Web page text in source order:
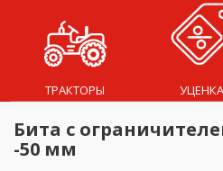
ТРАКТОРЫ УЦЕНКА
Бита с
-50 мм